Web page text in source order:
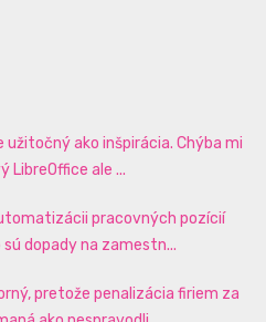
užitočný ako inšpirácia. Chýba mi
ale ...
pracovných pozícií
dopady na zamestn...
pretože penalizácia firiem za